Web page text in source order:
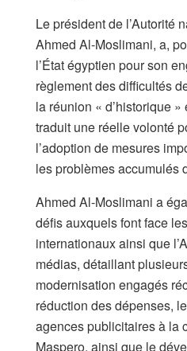
Le président de l’Autorité
Ahmed Al-Moslimani, a,
l’État égyptien pour son
règlement des difficultés
la réunion « d’historique »
traduit une réelle volonté
l’adoption de mesures
les problèmes accumulés
Ahmed Al-Moslimani a
défis auxquels font face
internationaux ainsi que
médias, détaillant
modernisation engagés
réduction des dépenses,
agences publicitaires à la
Maspero, ainsi que le